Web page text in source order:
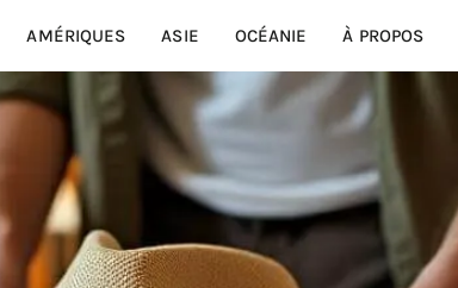
AMÉRIQUES ASIE OCÉANIE À PROPOS